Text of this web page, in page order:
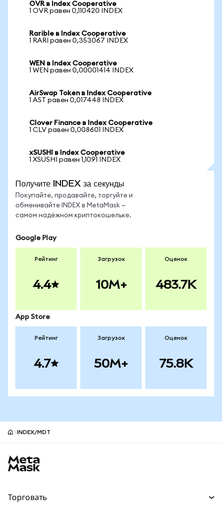
OVR в Index Cooperative
1 OVR равен 0,110420 INDEX
Rarible в Index Cooperative
1 RARI равен 0,353067 INDEX
WEN в Index Cooperative
1 WEN равен 0,00001414 INDEX
AirSwap Token в Index Cooperative
1 AST равен 0,017448 INDEX
Clover Finance в Index Cooperative
1 CLV равен 0,008601 INDEX
xSUSHI в Index Cooperative
1 XSUSHI равен 1,1091 INDEX
Получите INDEX за секунды
Покупайте, продавайте, торгуйте и
обменивайте INDEX в MetaMask —
самом надёжном криптокошельке.
Google Play
Рейтинг
4.4
Загрузок
10M+
Оценок
483.7K
App Store
Рейтинг
4.7
Загрузок
50M+
Оценок
75.8K
INDEX/MDT
Торговать